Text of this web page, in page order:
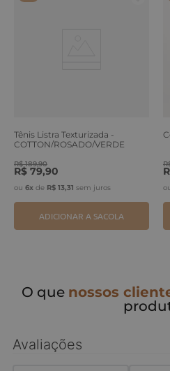
Tênis Listra Texturizada -
COTTON/ROSADO/VERDE
R$ 189,90
R$ 79,90
ou 6x de R$ 13,31 sem juros
ADICIONAR A SACOLA
O que nossos
Avaliações